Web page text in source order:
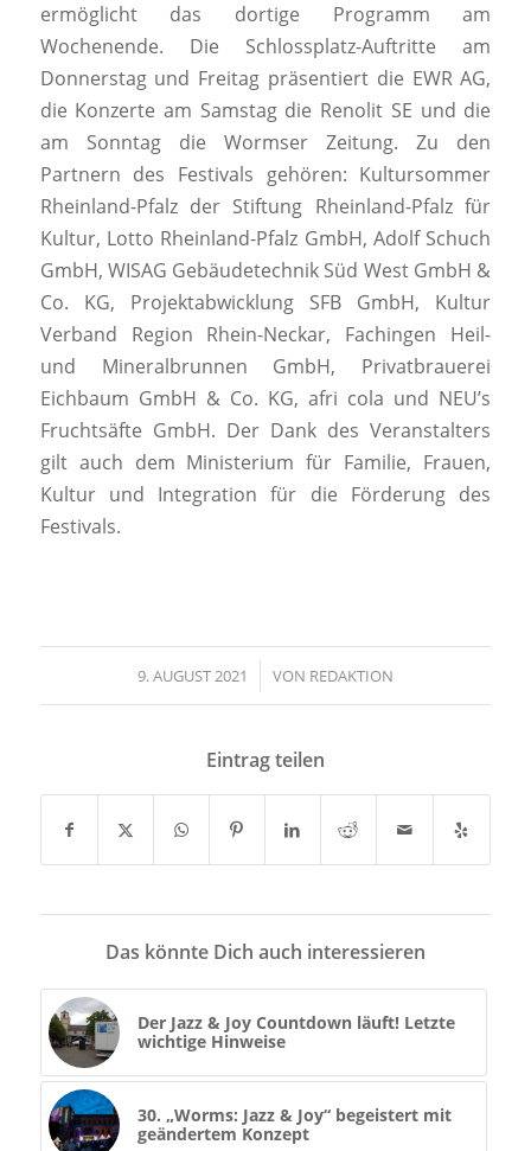
ermöglicht das dortige Programm am
Wochenende. Die Schlossplatz-Auftritte am
Donnerstag und Freitag präsentiert die EWR AG,
die Konzerte am Samstag die Renolit SE und die
am Sonntag die Wormser Zeitung. Zu den
Partnern des Festivals gehören: Kultursommer
Rheinland-Pfalz der Stiftung Rheinland-Pfalz für
Kultur, Lotto Rheinland-Pfalz GmbH, Adolf Schuch
GmbH, WISAG Gebäudetechnik Süd West GmbH &
Co. KG, Projektabwicklung SFB GmbH, Kultur
Verband Region Rhein-Neckar, Fachingen Heil-
und Mineralbrunnen GmbH, Privatbrauerei
Eichbaum GmbH & Co. KG, afri cola und NEU’s
Fruchtsäfte GmbH. Der Dank des Veranstalters
gilt auch dem Ministerium für Familie, Frauen,
Kultur und Integration für die Förderung des
Festivals.
9. AUGUST 2021
/ VON REDAKTION
Eintrag teilen
Das könnte Dich auch interessieren
Der Jazz & Joy Countdown läuft! Letzte
wichtige Hinweise
30. „Worms: Jazz & Joy“ begeistert mit
geändertem Konzept